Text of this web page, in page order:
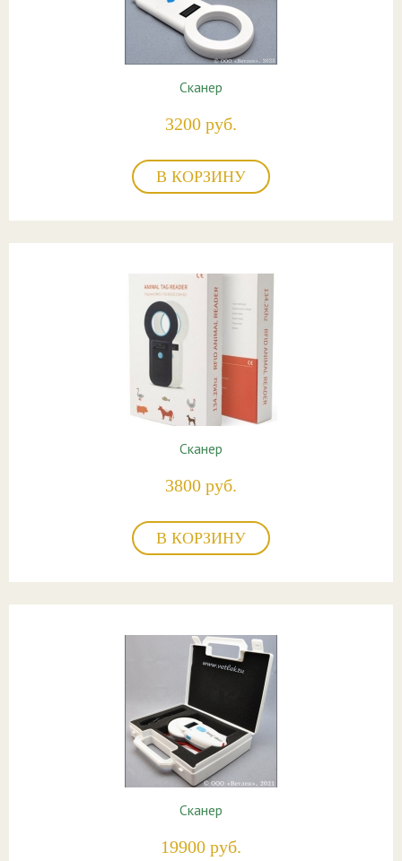
Сканер
3200 руб.
В КОРЗИНУ
Сканер
3800 руб.
В КОРЗИНУ
Сканер
19900 руб.